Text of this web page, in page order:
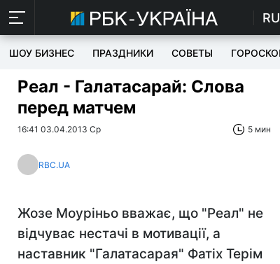
RU
ШОУ БИЗНЕС ПРАЗДНИКИ СОВЕТЫ
Реал - Галатасарай: Слова
перед матчем
16:41 03.04.2013 Ср 5 мин
RBC.UA
Жозе Моуріньо вважає, що "Реал" не
відчуває нестачі в мотивації, а
наставник "Галатасарая" Фатіх Терім